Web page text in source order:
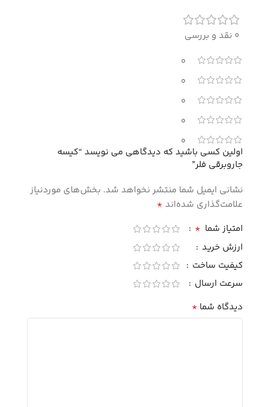
0 نقد و بررسی
0
0
0
0
0
اولین کسی باشید که دیدگاهی می نویسد “کیسه
جاروبرقی فلر”
نشانی ایمیل شما منتشر نخواهد شد. بخش‌های موردنیاز
علامت‌گذاری شده‌اند *
امتیاز شما *
ارزش خرید
کیفیت ساخت
سرعت ارسال
دیدگاه شما *